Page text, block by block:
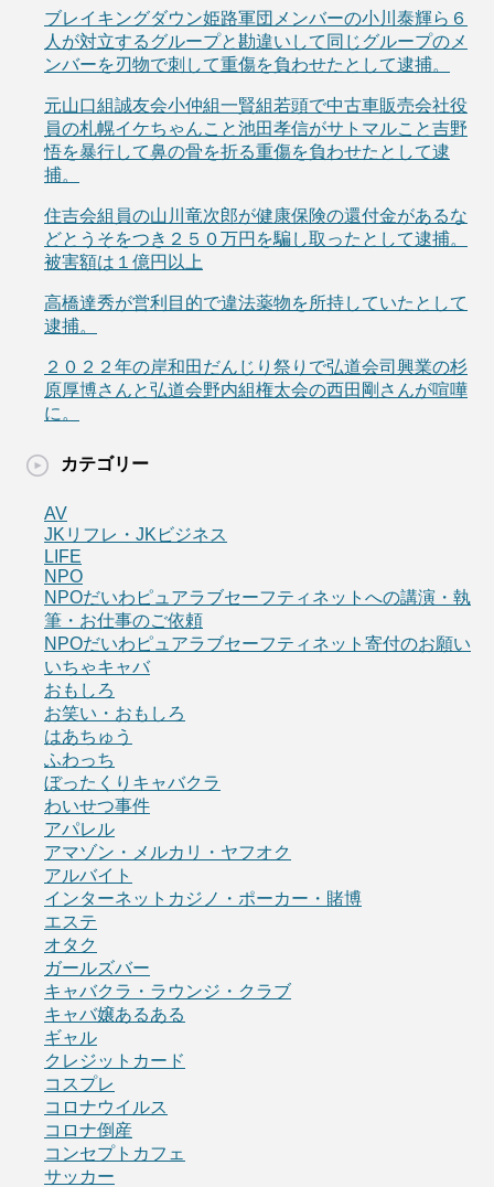
ブレイキングダウン姫路軍団メンバーの小川泰輝ら６
人が対立するグループと勘違いして同じグループのメ
ンバーを刃物で刺して重傷を負わせたとして逮捕。
元山口組誠友会小仲組一賢組若頭で中古車販売会社役
員の札幌イケちゃんこと池田孝信がサトマルこと吉野
悟を暴行して鼻の骨を折る重傷を負わせたとして逮
捕。
住吉会組員の山川竜次郎が健康保険の還付金があるな
どとうそをつき２５０万円を騙し取ったとして逮捕。
被害額は１億円以上
高橋達秀が営利目的で違法薬物を所持していたとして
逮捕。
２０２２年の岸和田だんじり祭りで弘道会司興業の杉
原厚博さんと弘道会野内組権太会の西田剛さんが喧嘩
に。
カテゴリー
AV
JKリフレ・JKビジネス
LIFE
NPO
NPOだいわピュアラブセーフティネットへの講演・執
筆・お仕事のご依頼
NPOだいわピュアラブセーフティネット寄付のお願い
いちゃキャバ
おもしろ
お笑い・おもしろ
はあちゅう
ふわっち
ぼったくりキャバクラ
わいせつ事件
アパレル
アマゾン・メルカリ・ヤフオク
アルバイト
インターネットカジノ・ポーカー・賭博
エステ
オタク
ガールズバー
キャバクラ・ラウンジ・クラブ
キャバ嬢あるある
ギャル
クレジットカード
コスプレ
コロナウイルス
コロナ倒産
コンセプトカフェ
サッカー